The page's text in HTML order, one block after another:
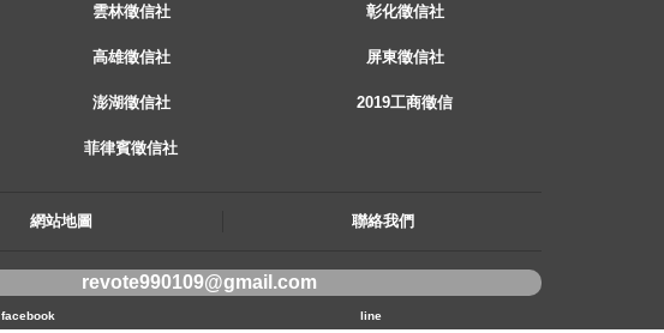
雲林徵信社 彰化徵信社
高雄徵信社 屏東徵信社
澎湖徵信社 2019工商徵信
菲律賓徵信社
網站地圖 聯絡我們
revote990109@gmail.com
facebook line